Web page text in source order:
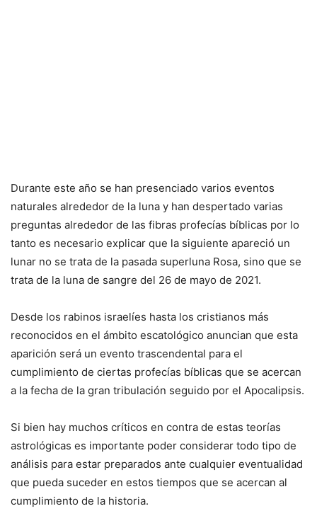
Durante este año se han presenciado varios eventos
naturales alrededor de la luna y han despertado varias
preguntas alrededor de las fibras profecías bíblicas por lo
tanto es necesario explicar que la siguiente apareció un
lunar no se trata de la pasada superluna Rosa, sino que se
trata de la luna de sangre del 26 de mayo de 2021.
Desde los rabinos israelíes hasta los cristianos más
reconocidos en el ámbito escatológico anuncian que esta
aparición será un evento trascendental para el
cumplimiento de ciertas profecías bíblicas que se acercan
a la fecha de la gran tribulación seguido por el Apocalipsis.
Si bien hay muchos críticos en contra de estas teorías
astrológicas es importante poder considerar todo tipo de
análisis para estar preparados ante cualquier eventualidad
que pueda suceder en estos tiempos que se acercan al
cumplimiento de la historia.